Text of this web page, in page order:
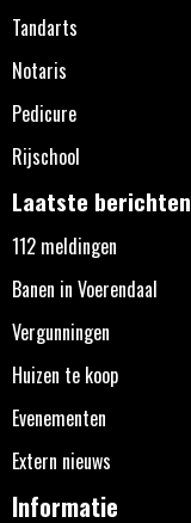
Tandarts
Notaris
Pedicure
Rijschool
Laatste berichten
112 meldingen
Banen in Voerendaal
Vergunningen
Huizen te koop
Evenementen
Extern nieuws
Informatie